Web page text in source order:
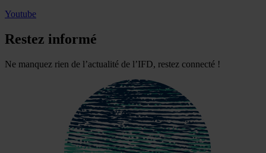
Youtube
Restez informé
Ne manquez rien de l’actualité de l’IFD, restez connecté !